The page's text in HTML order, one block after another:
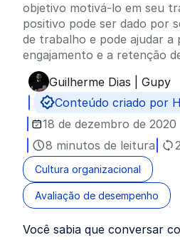
objetivo motivá-lo em seu
positivo pode ser dado por
de trabalho e pode ajudar a
engajamento e a retenção
Publicado por
Guilherme Dias | Gupy
Conteúdo criado por
18 de dezembro de 2020
8 minutos de leitura
Cultura organizacional
Avaliação de desempenho
Você sabia que conversar